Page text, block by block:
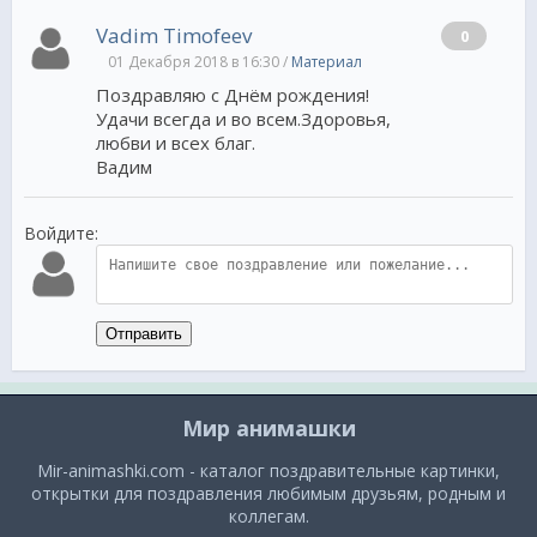
Vadim Timofeev
01 Декабря 2018 в 16:30 / Материал
Поздравляю с Днём рождения!
Удачи всегда и во всем.Здоровья,
любви и всех благ.
Вадим
0
Войдите:
Отправить
Мир анимашки
Mir-animashki.com - каталог поздравительные картинки,
открытки для поздравления любимым друзьям, родным и
коллегам.